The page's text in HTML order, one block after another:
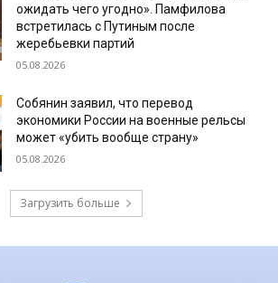
ожидать чего угодно». Памфилова
встретилась с Путиным после
жеребьевки партий
05.08.2026
Собянин заявил, что перевод
экономики России на военные рельсы
может «убить вообще страну»
05.08.2026
Загрузить больше